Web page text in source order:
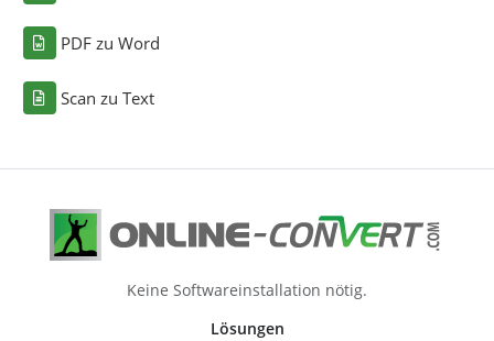
PDF zu Word
Scan zu Text
Keine Softwareinstallation nötig.
Lösungen